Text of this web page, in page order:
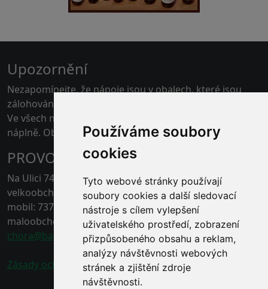
Používáme soubory
cookies
Tyto webové stránky používají
soubory cookies a další sledovací
nástroje s cílem vylepšení
uživatelského prostředí, zobrazení
přizpůsobeného obsahu a reklam,
analýzy návštěvnosti webových
stránek a zjištění zdroje
návštěvnosti.
Upozornění
Nezapomínejte, že nápoje jsou v obalech, které jsou
zálohovány.
Ve všech našich skladech je možné platit kartou pouze
náplně. Obaly jen v hotovosti.
PROVOZOVNA ČERNÁ HORA
Na Ulici 74, 67921 Černá Hora, Blansko
velkoobchod - tel.: 778 496 863
mobil: 737 211 132
maloobchod - tel.: 778 496 862
chora@baracek.cz
Zásady ochrany osobních údajů